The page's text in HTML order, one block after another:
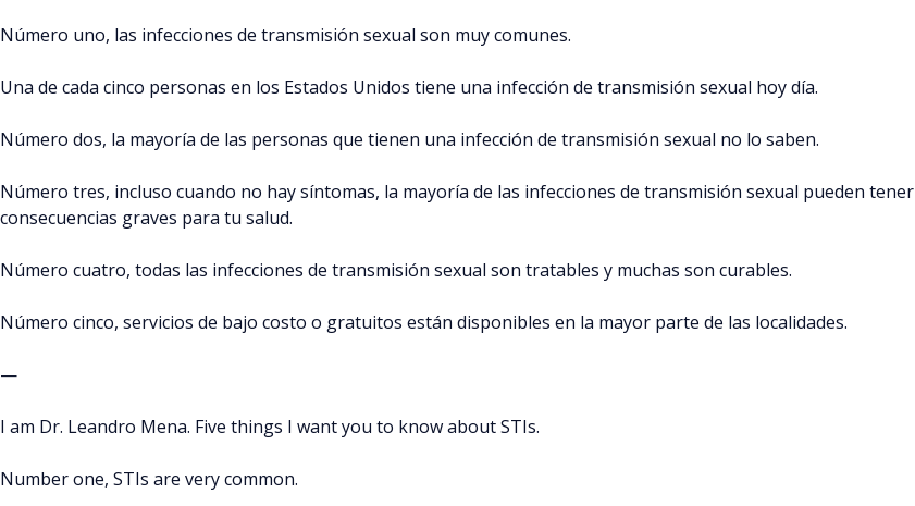
Número uno, las infecciones de transmisión sexual son muy comunes.
Una de cada cinco personas en los Estados Unidos tiene una infección de transmisión sexual hoy día.
Número dos, la mayoría de las personas que tienen una infección de transmisión sexual no lo saben.
Número tres, incluso cuando no hay síntomas, la mayoría de las infecciones de transmisión sexual pueden tener
consecuencias graves para tu salud.
Número cuatro, todas las infecciones de transmisión sexual son tratables y muchas son curables.
Número cinco, servicios de bajo costo o gratuitos están disponibles en la mayor parte de las localidades.
—
I am Dr. Leandro Mena. Five things I want you to know about STIs.
Number one, STIs are very common.